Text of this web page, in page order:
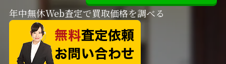
年中無休Web査定で買取価格を調べる